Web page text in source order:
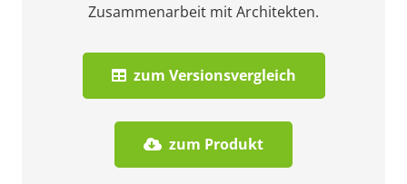
Zusammenarbeit mit Architekten.
zum Versionsvergleich
zum Produkt